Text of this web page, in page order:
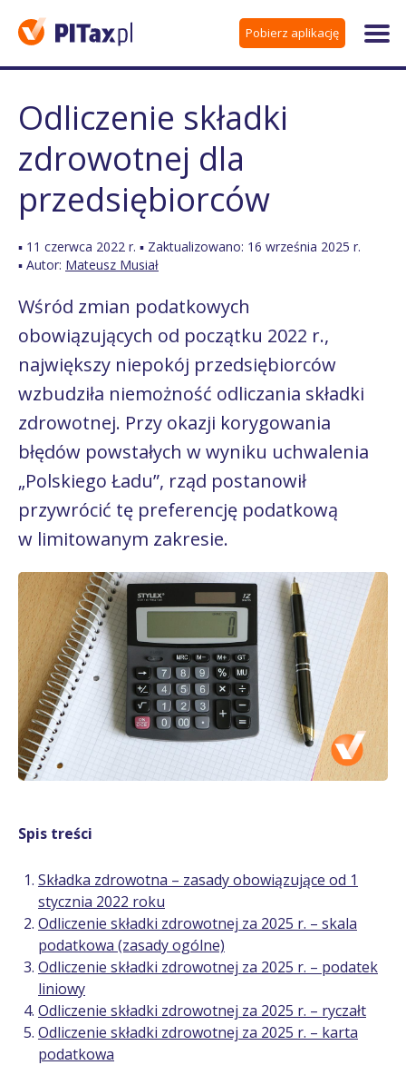
Pobierz aplikację
Odliczenie składki
zdrowotnej dla
przedsiębiorców
▪ 11 czerwca 2022 r. ▪ Zaktualizowano: 16 września 2025 r.
▪ Autor: Mateusz Musiał
Wśród zmian podatkowych
obowiązujących od początku 2022 r.,
największy niepokój przedsiębiorców
wzbudziła niemożność odliczania składki
zdrowotnej. Przy okazji korygowania
błędów powstałych w wyniku uchwalenia
„Polskiego Ładu”, rząd postanowił
przywrócić tę preferencję podatkową
w limitowanym zakresie.
Spis treści
Składka zdrowotna – zasady obowiązujące od 1
stycznia 2022 roku
Odliczenie składki zdrowotnej za 2025 r. – skala
podatkowa (zasady ogólne)
Odliczenie składki zdrowotnej za 2025 r. – podatek
liniowy
Odliczenie składki zdrowotnej za 2025 r. – ryczałt
Odliczenie składki zdrowotnej za 2025 r. – karta
podatkowa